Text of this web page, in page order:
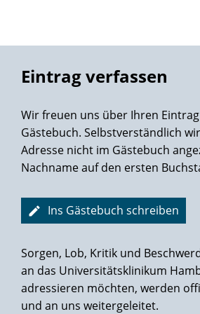
Eintrag verfassen
Wir freuen uns über Ihren
Gästebuch. Selbstverständlich
Adresse nicht im Gästebuch
Nachname auf den ersten
Ins Gästebuch schreiben
Sorgen, Lob, Kritik und
an das Universitätsklinikum
adressieren möchten, werden
und an uns weitergeleitet.